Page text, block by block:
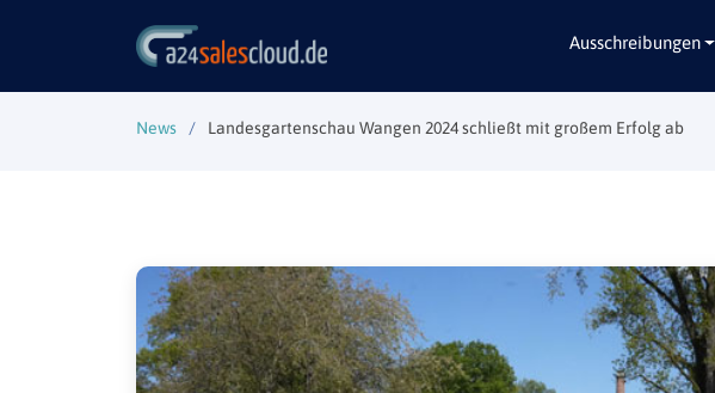
Ausschreibungen
Alle Bundesländer
Brandenburg
Bremen
Hamburg
News Landesgartenschau Wangen 2024 schließt mit großem Erfolg ab